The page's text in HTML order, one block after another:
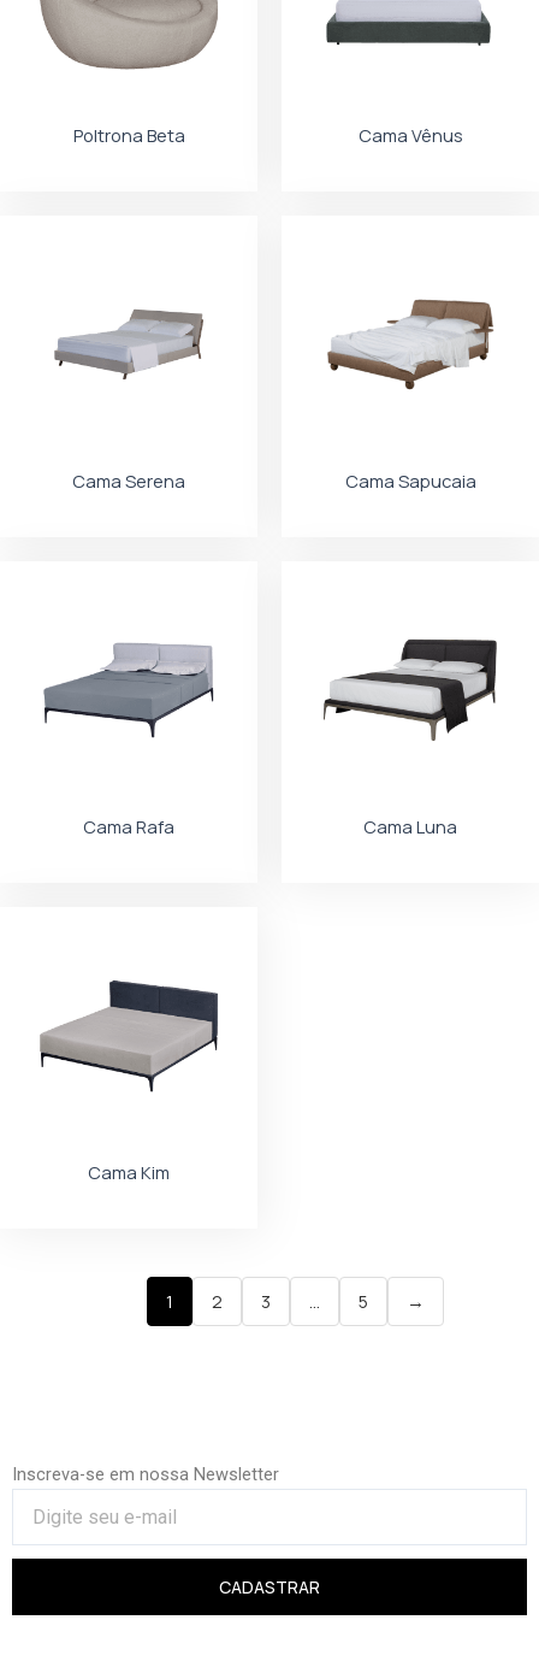
Poltrona Beta Cama Vênus
Cama Serena Cama Sapucaia
Cama Rafa Cama Luna
Cama Kim
1 2 3 … 5 →
Inscreva-se em nossa Newsletter
CADASTRAR